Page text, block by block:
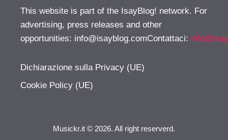
This website is part of the IsayBlog! network. For
advertising, press releases and other
opportunities: info@isayblog.comContattaci:
Dichiarazione sulla Privacy (UE)
Cookie Policy (UE)
Musickr.it © 2026. All right reserverd.